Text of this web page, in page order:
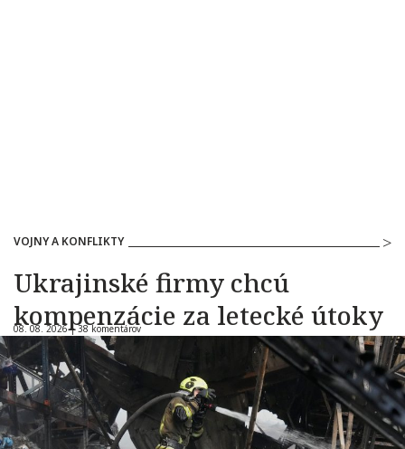
VOJNY A KONFLIKTY
Ukrajinské firmy chcú
kompenzácie za letecké útoky
08. 08. 2026 |38 komentárov